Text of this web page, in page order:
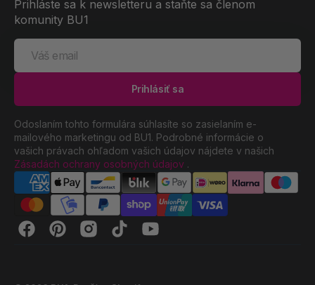
Prihláste sa k newsletteru a staňte sa členom
komunity BU1
Váš
email
Prihlásiť sa
Odoslaním tohto formulára súhlasíte so zasielaním e-
mailového marketingu od BU1. Podrobné informácie o
vašich právach ohľadom vašich údajov nájdete v našich
Zásadách ochrany osobných údajov .
Facebook
PinterestInstagram
TikTokYouTube